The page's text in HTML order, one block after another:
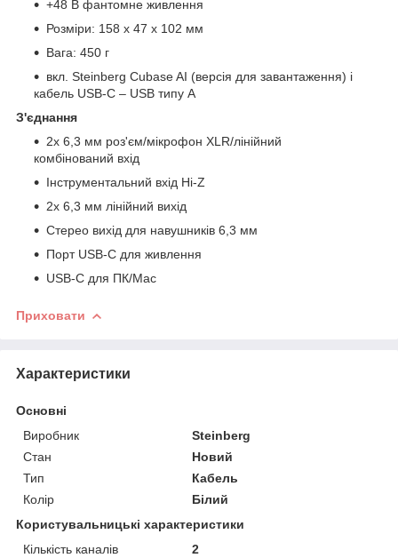
+48 В фантомне живлення
Розміри: 158 x 47 x 102 мм
Вага: 450 г
вкл. Steinberg Cubase AI (версія для завантаження) і
кабель USB-C – USB типу A
З'єднання
2x 6,3 мм роз'єм/мікрофон XLR/лінійний
комбінований вхід
Інструментальний вхід Hi-Z
2x 6,3 мм лінійний вихід
Стерео вихід для навушників 6,3 мм
Порт USB-C для живлення
USB-C для ПК/Mac
Приховати
Характеристики
Основні
Виробник
Steinberg
Стан
Новий
Тип
Кабель
Колір
Білий
Користувальницькі характеристики
Кількість каналів
2